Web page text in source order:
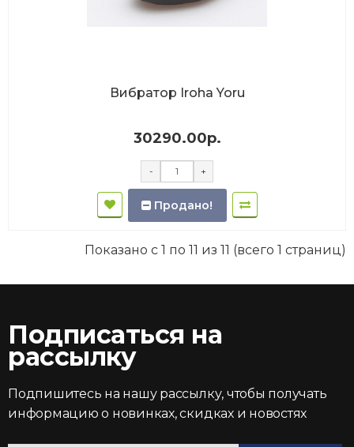
Вибратор Iroha Yoru
30290.00р.
- +
Продано!
Показано с 1 по 11 из 11 (всего 1 страниц)
Подписаться на
рассылку
Подпишитесь на нашу рассылку, чтобы получать
информацию о новинках, скидках и новостях